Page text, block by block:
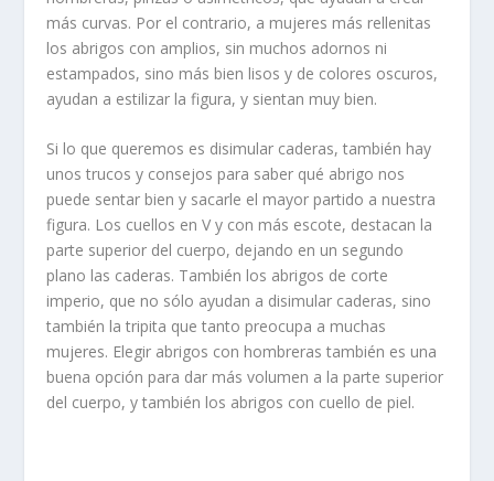
más curvas. Por el contrario, a mujeres más rellenitas
los abrigos con amplios, sin muchos adornos ni
estampados, sino más bien lisos y de colores oscuros,
ayudan a estilizar la figura, y sientan muy bien.
Si lo que queremos es disimular caderas, también hay
unos trucos y consejos para saber qué abrigo nos
puede sentar bien y sacarle el mayor partido a nuestra
figura. Los cuellos en V y con más escote, destacan la
parte superior del cuerpo, dejando en un segundo
plano las caderas. También los abrigos de corte
imperio, que no sólo ayudan a disimular caderas, sino
también la tripita que tanto preocupa a muchas
mujeres. Elegir abrigos con hombreras también es una
buena opción para dar más volumen a la parte superior
del cuerpo, y también los abrigos con cuello de piel.